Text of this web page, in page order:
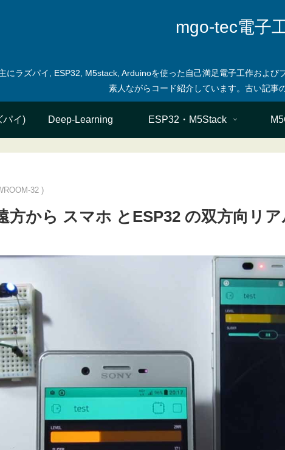
mgo-tec電子
にラズパイ, ESP32, M5stack, Arduinoを使った自己満足電子工作および
パイ) Deep-Learning ESP32・M5Stack
32 )
方から スマホ とESP32 の双方向リア